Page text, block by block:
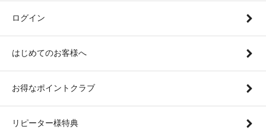
ログイン
はじめてのお客様へ
お得なポイントクラブ
リピーター様特典